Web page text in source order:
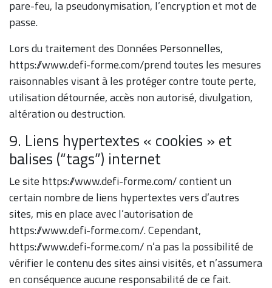
pare-feu, la pseudonymisation, l’encryption et mot de
passe.
Lors du traitement des Données Personnelles,
https://www.defi-forme.com/prend toutes les mesures
raisonnables visant à les protéger contre toute perte,
utilisation détournée, accès non autorisé, divulgation,
altération ou destruction.
9. Liens hypertextes « cookies » et
balises (“tags”) internet
Le site https://www.defi-forme.com/ contient un
certain nombre de liens hypertextes vers d’autres
sites, mis en place avec l’autorisation de
https://www.defi-forme.com/. Cependant,
https://www.defi-forme.com/ n’a pas la possibilité de
vérifier le contenu des sites ainsi visités, et n’assumera
en conséquence aucune responsabilité de ce fait.